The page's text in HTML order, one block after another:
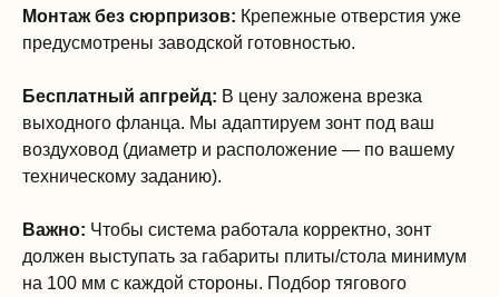
Монтаж без сюрпризов: Крепежные отверстия уже
предусмотрены заводской готовностью.
Бесплатный апгрейд: В цену заложена врезка
выходного фланца. Мы адаптируем зонт под ваш
воздуховод (диаметр и расположение — по вашему
техническому заданию).
Важно: Чтобы система работала корректно, зонт
должен выступать за габариты плиты/стола минимум
на 100 мм с каждой стороны. Подбор тягового